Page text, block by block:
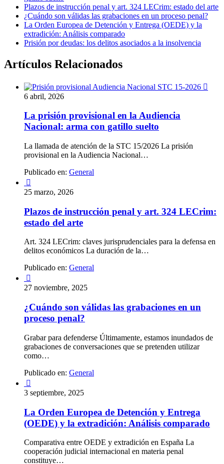
Plazos de instrucción penal y art. 324 LECrim: estado del arte
¿Cuándo son válidas las grabaciones en un proceso penal?
La Orden Europea de Detención y Entrega (OEDE) y la
extradición: Análisis comparado
Prisión por deudas: los delitos asociados a la insolvencia
Artículos Relacionados

6 abril, 2026
La prisión provisional en la Audiencia
Nacional: arma con gatillo suelto
La llamada de atención de la STC 15/2026 La prisión
provisional en la Audiencia Nacional…
Publicado en: General

25 marzo, 2026
Plazos de instrucción penal y art. 324 LECrim:
estado del arte
Art. 324 LECrim: claves jurisprudenciales para la defensa en
delitos económicos La duración de la…
Publicado en: General

27 noviembre, 2025
¿Cuándo son válidas las grabaciones en un
proceso penal?
Grabar para defenderse Últimamente, estamos inundados de
grabaciones de conversaciones que se pretenden utilizar
como…
Publicado en: General

3 septiembre, 2025
La Orden Europea de Detención y Entrega
(OEDE) y la extradición: Análisis comparado
Comparativa entre OEDE y extradición en España La
cooperación judicial internacional en materia penal
constituye…